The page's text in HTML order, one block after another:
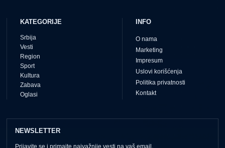
KATEGORIJE
Srbija
Vesti
Region
Sport
Kultura
Zabava
Oglasi
INFO
O nama
Marketing
Impresum
Uslovi korišćenja
Politika privatnosti
Kontakt
NEWSLETTER